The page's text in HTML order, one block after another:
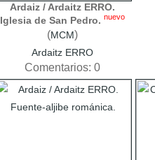
Ardaiz / Ardaitz ERRO.
Iglesia de San Pedro. nuevo
(MCM)
Ardaitz ERRO
Comentarios: 0